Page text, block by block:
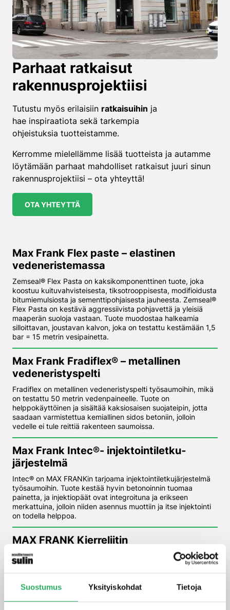
Suostumus Yksityiskohdat Tietoja
Parhaat ratkaisut
rakennusprojektiisi
Tutustu myös erilaisiin ratkaisuihin ja
hae inspiraatiota sekä tarkempia
ohjeistuksia tuotteistamme.
Kerromme mielellämme lisää tuotteista ja autamme
löytämään parhaat mahdolliset ratkaisut juuri sinun
rakennusprojektiisi – ota yhteyttä!
OTA YHTEYTTÄ
Max Frank Flex paste – elastinen
vedeneriste­massa
Zemseal® Flex Pasta on kaksikomponenttinen tuote, joka
koostuu kuituvahvisteisesta, tiksotrooppisesta, modifioidusta
bitumiemulsiosta ja sementtipohjaisesta jauheesta. Zemseal®
Flex Pasta on kestävä aggressiivista pohjavettä ja yleisiä
maaperän suoloja vastaan. Tuote muodostaa halkeamia
silloittavan, joustavan kalvon, joka on testattu kestämään 1,5
bar = 15 metrin vesipainetta.
Max Frank Fradiflex® – metallinen
vedeneristys­pelti
Fradiflex on metallinen vedeneristyspelti työsaumoihin, mikä
on testattu 50 metrin vedenpaineelle. Tuote on
helppokäyttöinen ja sisältää kaksiosaisen suojateipin, jotta
saadaan varmistettua kemiallinen sidos betoniin, jolloin
vedelle ei tule reittiä rakenteen saumoissa.
Max Frank Intec®- injektointiletku­
järjestelmä
Intec® on MAX FRANKin tarjoama injektointiletkujärjestelmä
työsaumoihin. Tuote kestää hyvin betonoinnin tuomaa
painetta, ja injektiopäät ovat integroituna ja erikseen
merkattuina, jolloin niiden asennus muottiin ja itse injektointi
on todella helppoa.
MAX FRANK Kierreliitin
Raudoituksen kierreliitin tarjoaa meille useita erilaisia
vaihtoehtoja esimerkiksi konsolirakenteille, sillä pystymme
tekemään työsaumaraudoitteita myös yli 12 mm teräksellä.
Kierreliitoksessa kierre on aina terästankoa vahvempi, eli
taivutustesteissä raudoite katkeaa ennen liitosta.